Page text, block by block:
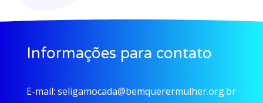
Informações para contato
E-mail: seligamocada@bemquerermulher.org.br